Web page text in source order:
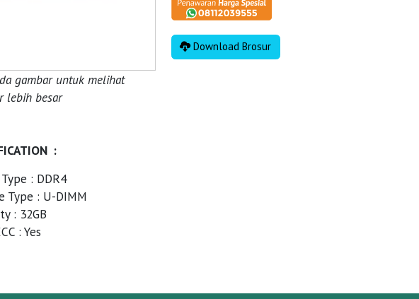
gambar untuk melihat
lebih besar
Download Brosur
:
: DDR4
Type : U-DIMM
: 32GB
: Yes